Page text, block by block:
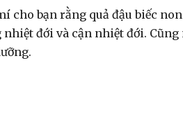
cho bạn rằng quả đậu biếc
đới và cận nhiệt đới.